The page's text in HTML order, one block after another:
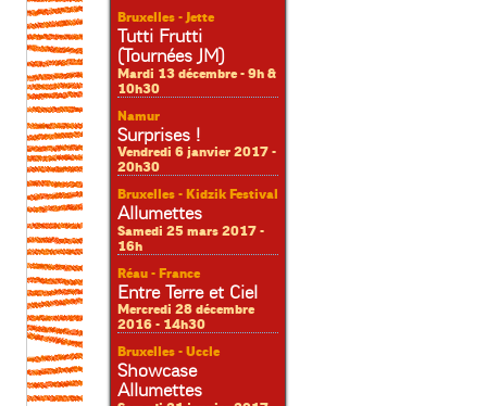
Bruxelles - Jette
Tutti Frutti
(Tournées JM)
Mardi 13 décembre - 9h &
10h30
Namur
Surprises !
Vendredi 6 janvier 2017 -
20h30
Bruxelles - Kidzik Festival
Allumettes
Samedi 25 mars 2017 -
16h
Réau - France
Entre Terre et Ciel
Mercredi 28 décembre
2016 - 14h30
Bruxelles - Uccle
Showcase
Allumettes